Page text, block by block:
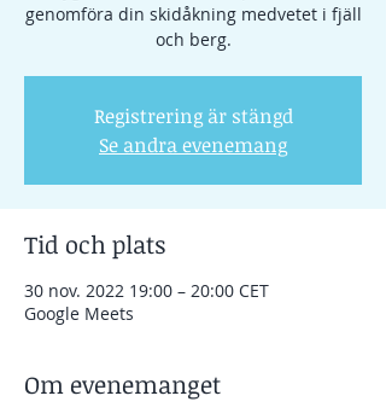
genomföra din skidåkning medvetet i fjäll
och berg.
Registrering är stängd
Se andra evenemang
Tid och plats
30 nov. 2022 19:00 – 20:00 CET
Google Meets
Om evenemanget